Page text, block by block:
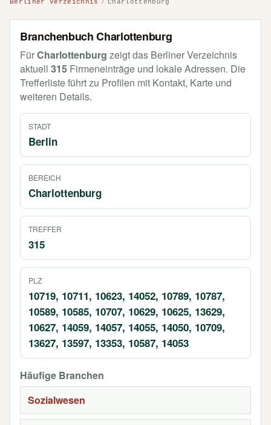
Berliner Verzeichnis Charlottenburg
Branchenbuch Charlottenburg
FürCharlottenburg zeigt das Berliner Verzeichnis
aktuell 315 Firmeneinträge und lokale Adressen. Die
Trefferliste führt zu Profilen mit Kontakt, Karte und
weiteren Details.
STADT
Berlin
BEREICH
Charlottenburg
TREFFER
315
PLZ
10719, 10711, 10623, 14052, 10789, 10787,
10589, 10585, 10707, 10629, 10625, 13629,
10627, 14059, 14057, 14055, 14050, 10709,
13627, 13597, 13353, 10587, 14053
Häufige Branchen
Sozialwesen